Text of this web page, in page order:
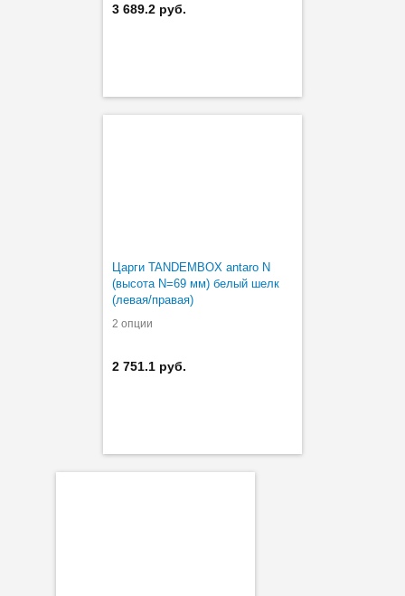
3 689.2 руб.
Царги TANDEMBOX antaro N
(высота N=69 мм) белый шелк
(левая/правая)
2 опции
2 751.1 руб.